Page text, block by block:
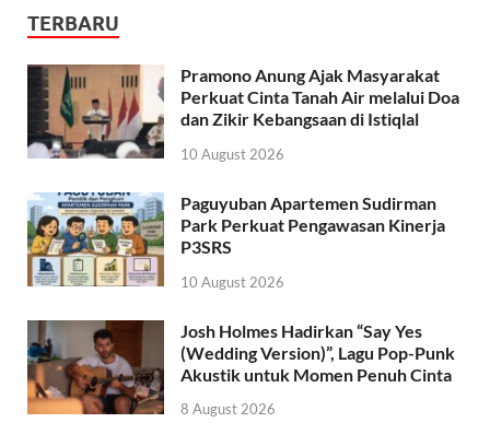
TERBARU
Pramono Anung Ajak Masyarakat
Perkuat Cinta Tanah Air melalui Doa
dan Zikir Kebangsaan di Istiqlal
10 August 2026
Paguyuban Apartemen Sudirman
Park Perkuat Pengawasan Kinerja
P3SRS
10 August 2026
Josh Holmes Hadirkan “Say Yes
(Wedding Version)”, Lagu Pop-Punk
Akustik untuk Momen Penuh Cinta
8 August 2026